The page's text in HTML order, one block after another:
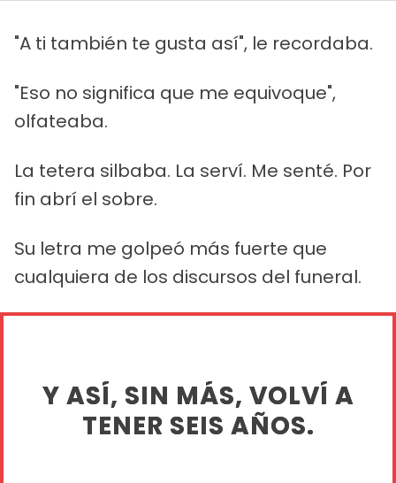
"A ti también te gusta así", le recordaba.
"Eso no significa que me equivoque",
olfateaba.
La tetera silbaba. La serví. Me senté. Por
fin abrí el sobre.
Su letra me golpeó más fuerte que
cualquiera de los discursos del funeral.
Y ASÍ, SIN MÁS, VOLVÍ A
TENER SEIS AÑOS.